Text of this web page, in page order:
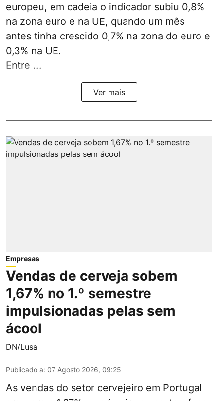
europeu, em cadeia o indicador subiu 0,8%
na zona euro e na UE, quando um mês
antes tinha crescido 0,7% na zona do euro e
0,3% na UE.
Entre ...
Ver mais
Empresas
Vendas de cerveja sobem
1,67% no 1.º semestre
impulsionadas pelas sem
ácool
DN/Lusa
Publicado a: 07 Agosto 2026, 09:25
As vendas do setor cervejeiro em Portugal